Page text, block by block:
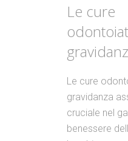
Le cure
Le cure
gravidanza
cruciale nel
benessere